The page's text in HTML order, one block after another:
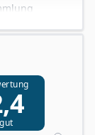
AI nutzt, um
und die
und
einen
gut